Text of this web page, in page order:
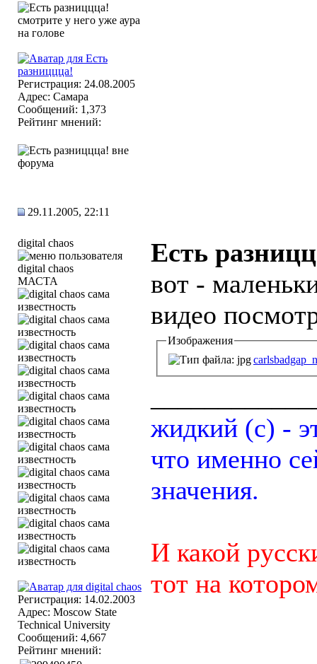
Регистрация: 24.08.2005
Адрес: Самара
Сообщений: 1,373
Рейтинг мнений:
29.11.2005, 22:11
digital chaos
МАСТА
Регистрация: 14.02.2003
Адрес: Moscow State
Technical University
Сообщений: 4,667
Рейтинг мнений:
Есть
вот -
видео
Изображения
жидкий (с) -
что именно
значения.
И какой
тот на